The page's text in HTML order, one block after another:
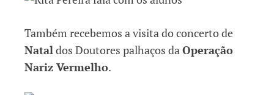
Também recebemos a visita do concerto de
Natal dos Doutores palhaços da Operação
Nariz Vermelho.